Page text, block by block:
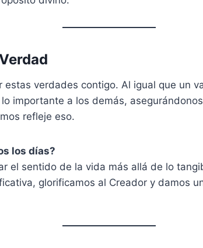
estas verdades contigo. Al igual que un
importante a los demás,
refleje eso.
los días?
el sentido de la vida más allá de lo
glorificamos al Creador y damos